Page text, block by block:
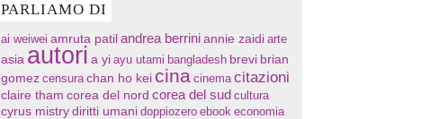
PARLIAMO DI
ai weiwei amruta patil andrea berriniannie zaidi arte
asia autori a yi ayu utami bangladesh brevi brian
gomez censura chan ho kei cina cinema citazioni
claire tham corea del nord corea del sud cultura
cyrus mistry diritti umani doppiozero ebook economia